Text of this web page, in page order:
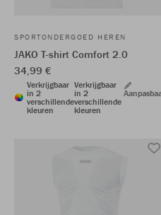
SPORTONDERGOED HEREN
JAKO T-shirt Comfort 2.0
34,99 €
Verkrijgbaar
in 2
verschillende
kleuren
Verkrijgbaar
in 2
verschillende
kleuren